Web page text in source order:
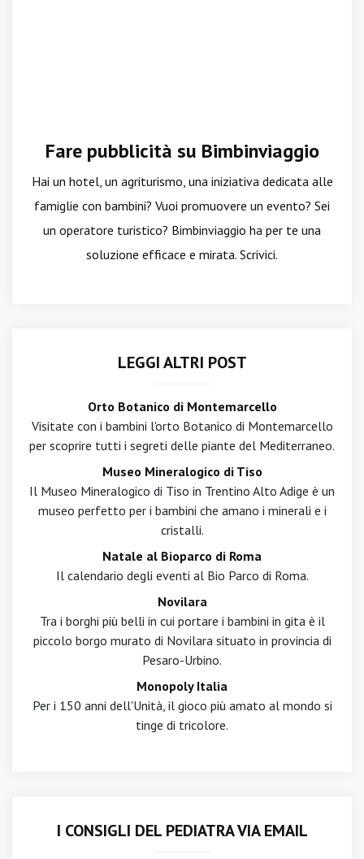
Fare pubblicità su Bimbinviaggio
Hai un hotel, un agriturismo, una iniziativa dedicata alle
famiglie con bambini? Vuoi promuovere un evento? Sei
un operatore turistico? Bimbinviaggio ha per te una
soluzione efficace e mirata. Scrivici.
LEGGI ALTRI POST
Orto Botanico di Montemarcello
Visitate con i bambini l'orto Botanico di Montemarcello
per scoprire tutti i segreti delle piante del Mediterraneo.
Museo Mineralogico di Tiso
Il Museo Mineralogico di Tiso in Trentino Alto Adige è un
museo perfetto per i bambini che amano i minerali e i
cristalli.
Natale al Bioparco di Roma
Il calendario degli eventi al Bio Parco di Roma.
Novilara
Tra i borghi più belli in cui portare i bambini in gita è il
piccolo borgo murato di Novilara situato in provincia di
Pesaro-Urbino.
Monopoly Italia
Per i 150 anni dell'Unità, il gioco più amato al mondo si
tinge di tricolore.
I CONSIGLI DEL PEDIATRA VIA EMAIL